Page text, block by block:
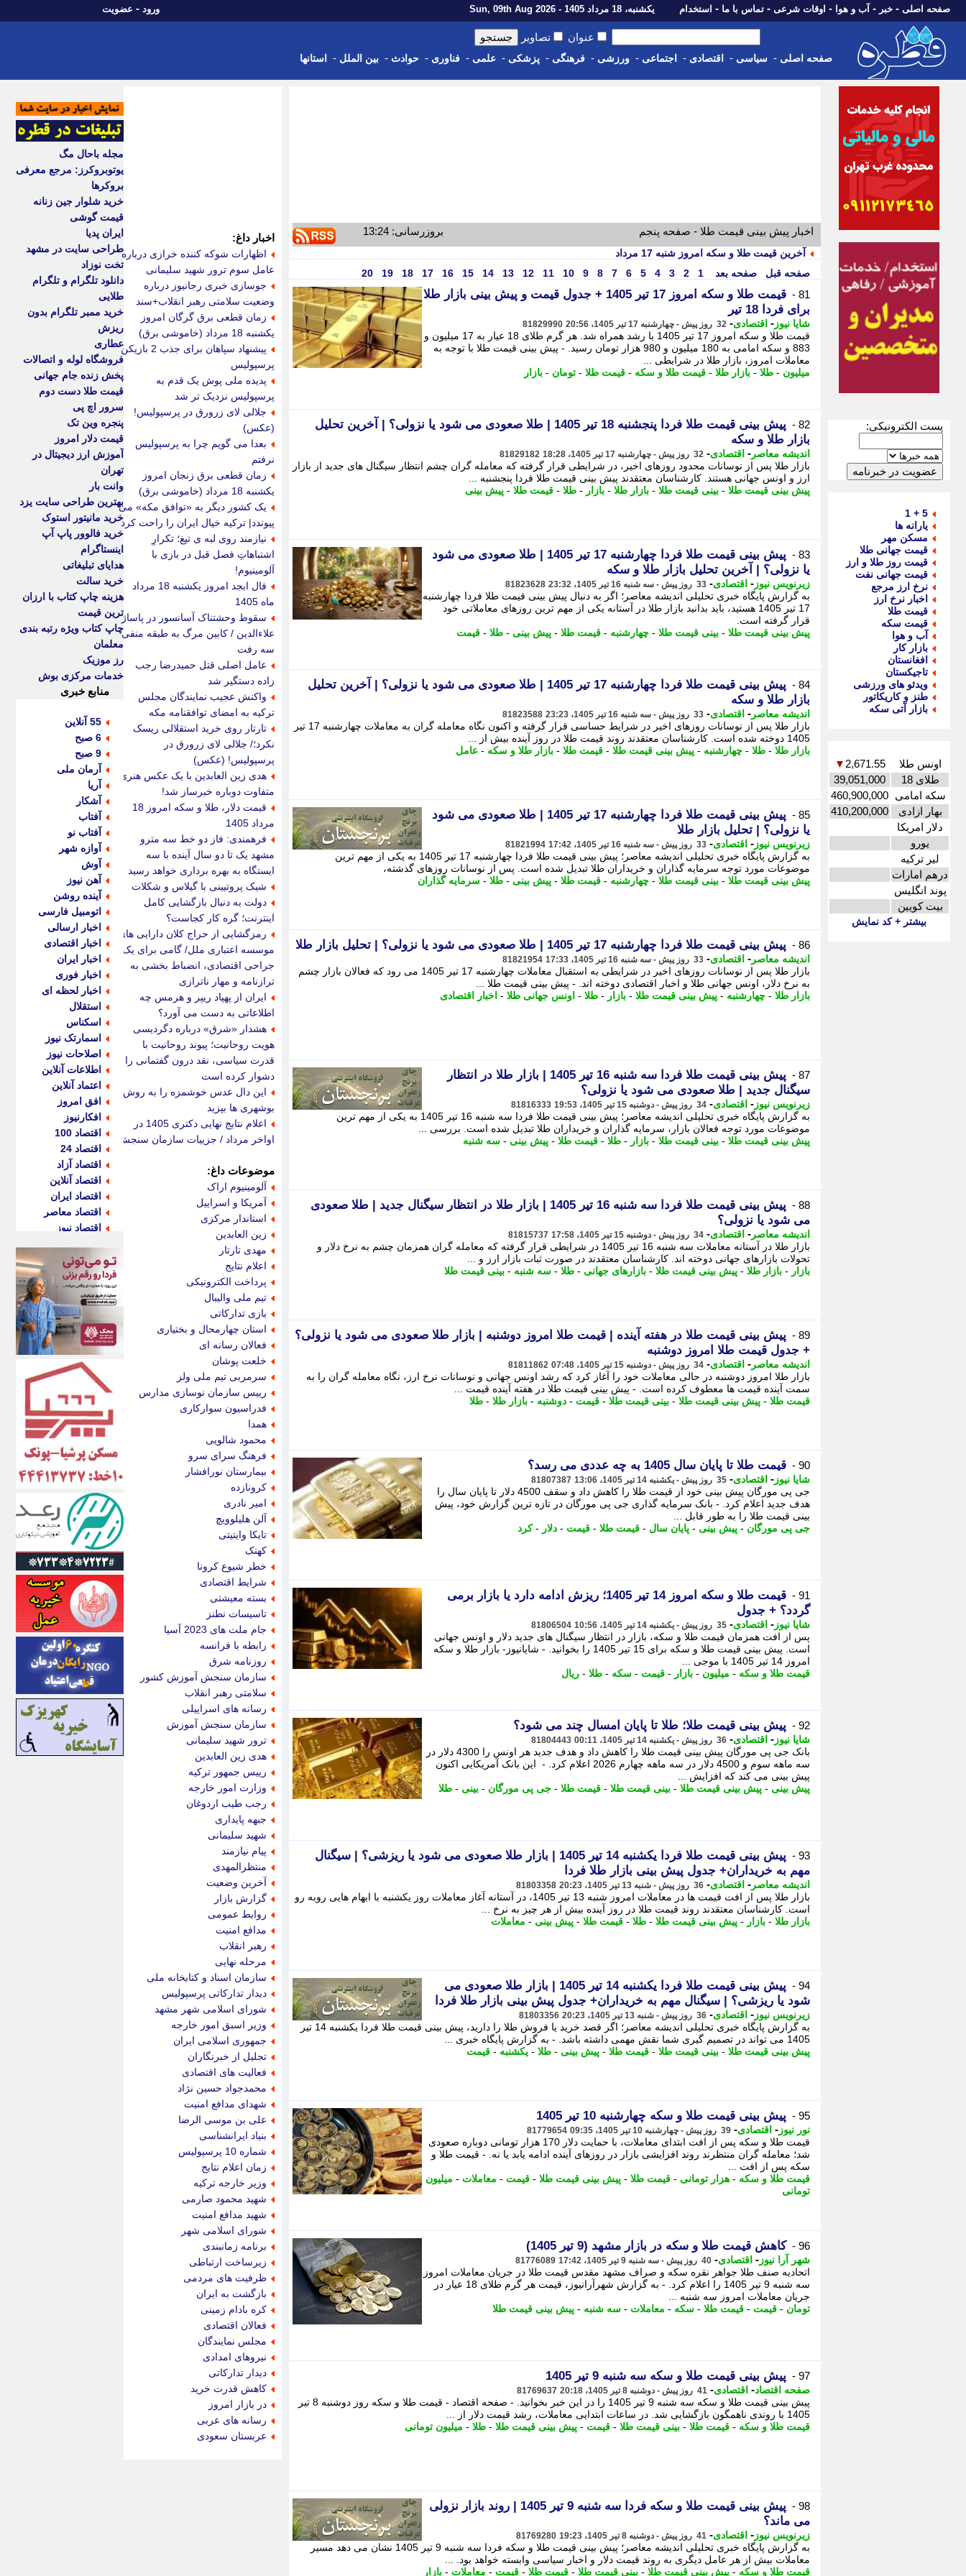
صفحه اصلی - خبر - آب و هوا - اوقات شرعی - تماس با ما - استخدام یکشنبه، 18 مرداد 1405 - Sun, 09th Aug 2026 ورود - عضویت
عنوان تصاویر
صفحه اصلی - سیاسی - اقتصادی - اجتماعی - ورزشی - فرهنگی - پزشکی - علمی - فناوری - حوادث - بین الملل - استانها
پست الکترونیکی:
5 + 1
یارانه ها
مسکن مهر
قیمت جهانی طلا
قیمت روز طلا و ارز
قیمت جهانی نفت
نرخ ارز مرجع
اخبار نرخ ارز
قیمت طلا
قیمت سکه
آب و هوا
بازار کار
افغانستان
تاجیکستان
ویدئو های ورزشی
طنز و کاریکاتور
بازار آتی سکه
اونس طلا 2,671.55
▼
طلای 18
39,051,000
سکه امامی 460,900,000
بهار ازادی
410,200,000
دلار امریکا
یورو
لیر ترکیه
درهم امارات
پوند انگلیس
بیت کویین
بیشتر + کد نمایش
اخبار پیش بینی قیمت طلا - صفحه پنجم بروزرسانی: 13:24
آخرین قیمت طلا و سکه امروز شنبه 17 مرداد
صفحه قبل
صفحه بعد 1
2
3
4
5
6
7
8
9
10
11
12
13
14
15
16
17
18
19
20
81 -
قیمت طلا و سکه امروز 17 تیر 1405 + جدول قیمت و پیش بینی بازار طلا
برای فردا 18 تیر
شایا نیوز - اقتصادی- 32 روز پیش - چهارشنبه 17 تیر 1405، 20:56 81829990
قیمت طلا و سکه امروز 17 تیر 1405 با رشد همراه شد. هر گرم طلای 18 عیار به 17 میلیون و
883 و سکه امامی به 180 میلیون و 980 هزار تومان رسید. - پیش بینی قیمت طلا با توجه به
معاملات امروز، بازار طلا در شرایطی ...
میلیون - طلا - بازار طلا - قیمت طلا و سکه - قیمت طلا - تومان - بازار
82 -
پیش بینی قیمت طلا فردا پنجشنبه 18 تیر 1405 | طلا صعودی می شود یا نزولی؟ | آخرین تحلیل
بازار طلا و سکه
اندیشه معاصر - اقتصادی- 32 روز پیش - چهارشنبه 17 تیر 1405، 18:28 81829182
بازار طلا پس از نوسانات محدود روزهای اخیر، در شرایطی قرار گرفته که معامله گران چشم انتظار سیگنال های جدید از بازار
ارز و اونس جهانی هستند. کارشناسان معتقدند پیش بینی قیمت طلا فردا پنجشنبه ...
پیش بینی قیمت طلا - بینی قیمت طلا - بازار طلا - بازار - طلا - قیمت طلا - پیش بینی
83 -
پیش بینی قیمت طلا فردا چهارشنبه 17 تیر 1405 | طلا صعودی می شود
یا نزولی؟ | آخرین تحلیل بازار طلا و سکه
زیرنویس نیوز - اقتصادی- 33 روز پیش - سه شنبه 16 تیر 1405، 23:32 81823628
به گزارش پایگاه خبری تحلیلی اندیشه معاصر؛ اگر به دنبال پیش بینی قیمت طلا فردا چهارشنبه
17 تیر 1405 هستید، باید بدانید بازار طلا در آستانه یکی از مهم ترین روزهای معاملاتی خود
قرار گرفته است.
پیش بینی قیمت طلا - بینی قیمت طلا - چهارشنبه - قیمت طلا - پیش بینی - طلا - قیمت
84 -
پیش بینی قیمت طلا فردا چهارشنبه 17 تیر 1405 | طلا صعودی می شود یا نزولی؟ | آخرین تحلیل
بازار طلا و سکه
اندیشه معاصر - اقتصادی- 33 روز پیش - سه شنبه 16 تیر 1405، 23:23 81823588
بازار طلا پس از نوسانات روزهای اخیر در شرایط حساسی قرار گرفته و اکنون نگاه معامله گران به معاملات چهارشنبه 17 تیر
1405 دوخته شده است. کارشناسان معتقدند روند قیمت طلا در روز آینده بیش از ...
بازار طلا - طلا - چهارشنبه - پیش بینی قیمت طلا - قیمت طلا - بازار طلا و سکه - عامل
85 -
پیش بینی قیمت طلا فردا چهارشنبه 17 تیر 1405 | طلا صعودی می شود
یا نزولی؟ | تحلیل بازار طلا
زیرنویس نیوز - اقتصادی- 33 روز پیش - سه شنبه 16 تیر 1405، 17:42 81821994
به گزارش پایگاه خبری تحلیلی اندیشه معاصر؛ پیش بینی قیمت طلا فردا چهارشنبه 17 تیر 1405 به یکی از مهم ترین
موضوعات مورد توجه سرمایه گذاران و خریداران طلا تبدیل شده است. پس از نوسانات روزهای گذشته،
پیش بینی قیمت طلا - بینی قیمت طلا - چهارشنبه - قیمت طلا - پیش بینی - طلا - سرمایه گذاران
86 - پیش بینی قیمت طلا فردا چهارشنبه 17 تیر 1405 | طلا صعودی می شود یا نزولی؟ | تحلیل بازار طلا
اندیشه معاصر - اقتصادی- 33 روز پیش - سه شنبه 16 تیر 1405، 17:33 81821954
بازار طلا پس از نوسانات روزهای اخیر در شرایطی به استقبال معاملات چهارشنبه 17 تیر 1405 می رود که فعالان بازار چشم
به نرخ دلار، اونس جهانی طلا و اخبار اقتصادی دوخته اند. - پیش بینی قیمت طلا ...
بازار طلا - چهارشنبه - پیش بینی قیمت طلا - بازار - طلا - اونس جهانی طلا - اخبار اقتصادی
87 -
پیش بینی قیمت طلا فردا سه شنبه 16 تیر 1405 | بازار طلا در انتظار
سیگنال جدید | طلا صعودی می شود یا نزولی؟
زیرنویس نیوز - اقتصادی- 34 روز پیش - دوشنبه 15 تیر 1405، 19:53 81816333
به گزارش پایگاه خبری تحلیلی اندیشه معاصر؛ پیش بینی قیمت طلا فردا سه شنبه 16 تیر 1405 به یکی از مهم ترین
موضوعات مورد توجه فعالان بازار، سرمایه گذاران و خریداران طلا تبدیل شده است. بررسی ...
پیش بینی قیمت طلا - بینی قیمت طلا - بازار - طلا - قیمت طلا - پیش بینی - سه شنبه
88 -
پیش بینی قیمت طلا فردا سه شنبه 16 تیر 1405 | بازار طلا در انتظار سیگنال جدید | طلا صعودی
می شود یا نزولی؟
اندیشه معاصر - اقتصادی- 34 روز پیش - دوشنبه 15 تیر 1405، 17:58 81815737
بازار طلا در آستانه معاملات سه شنبه 16 تیر 1405 در شرایطی قرار گرفته که معامله گران همزمان چشم به نرخ دلار و
تحولات بازارهای جهانی دوخته اند. کارشناسان معتقدند در صورت ثبات بازار ارز و ...
بازار - بازار طلا - پیش بینی قیمت طلا - بازارهای جهانی - طلا - سه شنبه - بینی قیمت طلا
89 -
پیش بینی قیمت طلا در هفته آینده | قیمت طلا امروز دوشنبه | بازار طلا صعودی می شود یا نزولی؟
+ جدول قیمت طلا امروز دوشنبه
اندیشه معاصر - اقتصادی- 34 روز پیش - دوشنبه 15 تیر 1405، 07:48 81811862
بازار طلا امروز دوشنبه در حالی معاملات خود را آغاز کرد که رشد اونس جهانی و نوسانات نرخ ارز، نگاه معامله گران را به
سمت آینده قیمت ها معطوف کرده است. - پیش بینی قیمت طلا در هفته آینده قیمت ...
قیمت طلا - پیش بینی قیمت طلا - بینی قیمت طلا - قیمت - دوشنبه - بازار طلا - طلا
90 - قیمت طلا تا پایان سال 1405 به چه عددی می رسد؟
شایا نیوز - اقتصادی- 35 روز پیش - یکشنبه 14 تیر 1405، 13:06 81807387
جی پی مورگان پیش بینی خود از قیمت طلا را کاهش داد و سقف 4500 دلار تا پایان سال را
هدف جدید اعلام کرد. - بانک سرمایه گذاری جی پی مورگان در تازه ترین گزارش خود، پیش
بینی قیمت طلا را به طور قابل ...
جی پی مورگان - پیش بینی - پایان سال - قیمت طلا - قیمت - دلار -کرد
91 -
قیمت طلا و سکه امروز 14 تیر 1405؛ ریزش ادامه دارد یا بازار برمی
گردد؟ + جدول
شایا نیوز - اقتصادی- 35 روز پیش - یکشنبه 14 تیر 1405، 10:56 81806504
پس از افت همزمان قیمت طلا و سکه، بازار در انتظار سیگنال های جدید دلار و اونس جهانی
است. پیش بینی قیمت طلا و سکه برای 15 تیر 1405 را بخوانید. - شایانیوز- بازار طلا و سکه
امروز 14 تیر 1405 با موجی ...
قیمت طلا و سکه - میلیون - بازار - قیمت - سکه - طلا - ریال
92 - پیش بینی قیمت طلا؛ طلا تا پایان امسال چند می شود؟
شایا نیوز - اقتصادی- 36 روز پیش - یکشنبه 14 تیر 1405، 00:11 81804443
بانک جی پی مورگان پیش بینی قیمت طلا را کاهش داد و هدف جدید هر اونس را 4300 دلار در
سه ماهه سوم و 4500 دلار در سه ماهه چهارم 2026 اعلام کرد. - این بانک آمریکایی اکنون
پیش بینی می کند که افزایش ...
پیش بینی - پیش بینی قیمت طلا - بینی قیمت طلا - قیمت طلا - جی پی مورگان - بینی - طلا
93 -
پیش بینی قیمت طلا فردا یکشنبه 14 تیر 1405 | بازار طلا صعودی می شود یا ریزشی؟ | سیگنال
مهم به خریداران+ جدول پیش بینی بازار طلا فردا
اندیشه معاصر - اقتصادی- 36 روز پیش - شنبه 13 تیر 1405، 20:23 81803358
بازار طلا پس از افت قیمت ها در معاملات امروز شنبه 13 تیر 1405، در آستانه آغاز معاملات روز یکشنبه با ابهام هایی روبه رو
است. کارشناسان معتقدند روند قیمت طلا در روز آینده بیش از هر چیز به نرخ ...
بازار طلا - بازار - پیش بینی قیمت طلا - طلا - قیمت طلا - پیش بینی - معاملات
94 -
پیش بینی قیمت طلا فردا یکشنبه 14 تیر 1405 | بازار طلا صعودی می
شود یا ریزشی؟ | سیگنال مهم به خریداران+ جدول پیش بینی بازار طلا فردا
زیرنویس نیوز - اقتصادی- 36 روز پیش - شنبه 13 تیر 1405، 20:23 81803356
به گزارش پایگاه خبری تحلیلی اندیشه معاصر؛ اگر قصد خرید یا فروش طلا را دارید، پیش بینی قیمت طلا فردا یکشنبه 14 تیر
1405 می تواند در تصمیم گیری شما نقش مهمی داشته باشد. - به گزارش پایگاه خبری ...
پیش بینی قیمت طلا - بینی قیمت طلا - قیمت طلا - پیش بینی - طلا - یکشنبه - قیمت
95 - پیش بینی قیمت طلا و سکه چهارشنبه 10 تیر 1405
نور نیوز - اقتصادی- 39 روز پیش - چهارشنبه 10 تیر 1405، 09:35 81779654
قیمت طلا و سکه پس از افت ابتدای معاملات، با حمایت دلار 170 هزار تومانی دوباره صعودی
شد؛ معامله گران منتظرند روند افزایشی بازار در روزهای آینده ادامه یابد یا نه. - قیمت طلا و
سکه پس از افت ...
قیمت طلا و سکه - هزار تومانی - قیمت طلا - پیش بینی قیمت طلا - قیمت - معاملات - میلیون
تومانی
96 - کاهش قیمت طلا و سکه در بازار مشهد (9 تیر 1405)
شهر آرا نیوز - اقتصادی- 40 روز پیش - سه شنبه 9 تیر 1405، 17:42 81776089
اتحادیه صنف طلا جواهر نقره سکه و صراف مشهد مقدس قیمت طلا در جریان معاملات امروز
سه شنبه 9 تیر 1405 را اعلام کرد. - به گزارش شهرآرانیوز، قیمت هر گرم طلای 18 عیار در
جریان معاملات امروز سه شنبه ...
تومان - قیمت - قیمت طلا - سکه - معاملات - سه شنبه - پیش بینی قیمت طلا
97 - پیش بینی قیمت طلا و سکه سه شنبه 9 تیر 1405
صفحه اقتصاد- اقتصادی- 41 روز پیش - دوشنبه 8 تیر 1405، 20:18 81769637
پیش بینی قیمت طلا و سکه سه شنبه 9 تیر 1405 را در این خبر بخوانید. - صفحه اقتصاد - قیمت طلا و سکه روز دوشنبه 8 تیر
1405 با روندی ناهمگون بازگشایی شد. در ساعات ابتدایی معاملات، رشد قیمت دلار از ...
قیمت طلا و سکه - قیمت طلا - بینی قیمت طلا - قیمت - پیش بینی قیمت طلا - طلا - میلیون تومانی
98 -
پیش بینی قیمت طلا و سکه فردا سه شنبه 9 تیر 1405 | روند بازار نزولی
می ماند؟
زیرنویس نیوز - اقتصادی- 41 روز پیش - دوشنبه 8 تیر 1405، 19:23 81769280
به گزارش پایگاه خبری تحلیلی اندیشه معاصر؛ پیش بینی قیمت طلا و سکه فردا سه شنبه 9 تیر 1405 نشان می دهد مسیر
معاملات بیش از هر عامل دیگری به روند قیمت دلار و اخبار سیاسی وابسته خواهد بود. ...
قیمت طلا و سکه - پیش بینی قیمت طلا - بینی قیمت طلا - قیمت طلا - قیمت - معاملات - بازار
اخبار داغ:
اظهارات شوکه کننده خرازی درباره
عامل سوم ترور شهید سلیمانی
جوسازی خبری رجانیوز درباره
وضعیت سلامتی رهبر انقلاب+سند
زمان قطعی برق گرگان امروز
یکشنبه 18 مرداد (خاموشی برق)
پیشنهاد سپاهان برای جذب 2 بازیکن
پرسپولیس
پدیده ملی پوش یک قدم به
پرسپولیس نزدیک تر شد
جلالی لای زرورق در پرسپولیس!
(عکس)
بعدا می گویم چرا به پرسپولیس
نرفتم
زمان قطعی برق زنجان امروز
یکشنبه 18 مرداد (خاموشی برق)
یک کشور دیگر به «توافق مکه» می
پیوندد| ترکیه خیال ایران را راحت کرد
نیازمند روی لبه ی تیغ؛ تکرارِ
اشتباهاتِ فصل قبل در بازی با
آلومینیوم!
فال ابجد امروز یکشنبه 18 مرداد
ماه 1405
سقوط وحشتناک آسانسور در پاساژ
علاءالدین / کابین مرگ به طبقه منفی
سه رفت
عامل اصلی قتل حمیدرضا رجب
زاده دستگیر شد
واکنش عجیب نمایندگان مجلس
ترکیه به امضای توافقنامه مکه
تارتار روی خرید استقلالی ریسک
نکرد؛/ جلالی لای زرورق در
پرسپولیس! (عکس)
هدی زین العابدین با یک عکس هنری
متفاوت دوباره خبرساز شد!
قیمت دلار، طلا و سکه امروز 18
مرداد 1405
فرهمندی: فاز دو خط سه مترو
مشهد یک تا دو سال آینده با سه
ایستگاه به بهره برداری خواهد رسید
شیک پروتیینی با گیلاس و شکلات
دولت به دنبال بازگشایی کامل
اینترنت؛ گره کار کجاست؟
رمزگشایی از حراج کلان دارایی های
موسسه اعتباری ملل/ گامی برای یک
جراحی اقتصادی، انضباط بخشی به
ترازنامه و مهار ناترازی
ایران از پهپاد ریپر و هرمس چه
اطلاعاتی به دست می آورد؟
هشدار «شرق» درباره دگردیسی
هویت روحانیت؛ پیوند روحانیت با
قدرت سیاسی، نقد درون گفتمانی را
دشوار کرده است
این دال عدس خوشمزه را به روش
بوشهری ها بپزید
اعلام نتایج نهایی دکتری 1405 در
اواخر مرداد / جزییات سازمان سنجش
موضوعات داغ:
آلومینیوم اراک
آمریکا و اسراییل
استاندار مرکزی
زین العابدین
مهدی تارتار
اعلام نتایج
پرداخت الکترونیکی
تیم ملی والیبال
بازی تدارکاتی
استان چهارمحال و بختیاری
فعالان رسانه ای
خلعت پوشان
سرمربی تیم ملی ولز
رییس سازمان نوسازی مدارس
فدراسیون سوارکاری
همدا
محمود شالویی
فرهنگ سرای سرو
بیمارستان نورافشار
کرونازده
امیر نادری
آلن هلیلوویچ
تایکا وایتیتی
کهنک
خطر شیوع کرونا
شرایط اقتصادی
بسته معیشتی
تاسیسات نطنز
جام ملت های 2023 آسیا
رابطه با فرانسه
روزنامه شرق
سازمان سنجش آموزش کشور
سلامتی رهبر انقلاب
رسانه های اسراییلی
سازمان سنجش آموزش
ترور شهید سلیمانی
هدی زین العابدین
رییس جمهور ترکیه
وزارت امور خارجه
رجب طیب اردوغان
جبهه پایداری
شهید سلیمانی
پیام نیازمند
منتظرالمهدی
آخرین وضعیت
گزارش بازار
روابط عمومی
مدافع امنیت
رهبر انقلاب
مرحله نهایی
سازمان اسناد و کتابخانه ملی
دیدار تدارکاتی پرسپولیس
شورای اسلامی شهر مشهد
وزیر اسبق امور خارجه
جمهوری اسلامی ایران
تجلیل از خبرنگاران
فعالیت های اقتصادی
محمدجواد حسین نژاد
شهدای مدافع امنیت
علی بن موسی الرضا
بنیاد ایرانشناسی
شماره 10 پرسپولیس
زمان اعلام نتایج
وزیر خارجه ترکیه
شهید محمود صارمی
شهید مدافع امنیت
شورای اسلامی شهر
برنامه زمانبندی
زیرساخت ارتباطی
ظرفیت های مردمی
بازگشت به ایران
کره بادام زمینی
فعالان اقتصادی
مجلس نمایندگان
نیروهای امدادی
دیدار تدارکاتی
کاهش قدرت خرید
در بازار امروز
رسانه های عربی
عربستان سعودی
مجله باحال مگ
یوتوبروکرز: مرجع معرفی
بروکرها
خرید شلوار جین زنانه
قیمت گوشی
ایران پدیا
طراحی سایت در مشهد
تخت نوزاد
دانلود تلگرام و تلگرام
طلایی
خرید ممبر تلگرام بدون
ریزش
عطاری
فروشگاه لوله و اتصالات
پخش زنده جام جهانی
قیمت طلا دست دوم
سرور اچ پی
پنجره وین تک
قیمت دلار امروز
آموزش ارز دیجیتال در
تهران
وانت بار
بهترین طراحی سایت یزد
خرید مانیتور استوک
خرید فالوور پاپ آپ
اینستاگرام
هدایای تبلیغاتی
خرید سالت
هزینه چاپ کتاب با ارزان
ترین قیمت
چاپ کتاب ویژه رتبه بندی
معلمان
رز موزیک
خدمات مرکزی بوش
منابع خبری
55 آنلاین
6 صبح
9 صبح
آرمان ملی
آریا
آشکار
آفتاب
آفتاب نو
آوازه شهر
آوش
آهن نیوز
آینده روشن
اتومبیل فارسی
اخبار ارسالی
اخبار اقتصادی
اخبار ایران
اخبار فوری
اخبار لحظه ای
استقلال
اسکناس
اسمارتک نیوز
اصلاحات نیوز
اطلاعات آنلاین
اعتماد آنلاین
افق امروز
افکارنیوز
اقتصاد 100
اقتصاد 24
اقتصاد آزاد
اقتصاد آنلاین
اقتصاد ایران
اقتصاد معاصر
اقتصاد نیوز
اکوفارس
اکونگار
اکونیوز
الف
انتشار آنلاین
اندیشه قرن
اندیشه معاصر
اندیشه ها
انرژی پرس
ای استخدام
ایتنا
ایراف
ایران آرت
ایران آنلاین
ایران زندگی
ایران فوری
ایرانی روز
ایرانیتال
ایرنا
ایسکانیوز
ایسنا
ایکنا
ایلنا
اینتیتر
ایونا نیوز
بازتاب آنلاین
باشگاه خبرنگاران
باغستان نیوز
بامبوک
ببین و بخون
بدینسان
بنکر